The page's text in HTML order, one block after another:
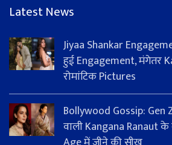
Latest News
Jiyaa Shankar
हुई Engagement, मंगेतर
रोमांटिक Pictures
Bollywood Gossip:
वाली Kangana Ranaut